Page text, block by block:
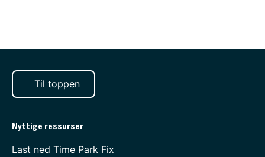
Til toppen
Nyttige ressurser
Last ned Time Park Fix